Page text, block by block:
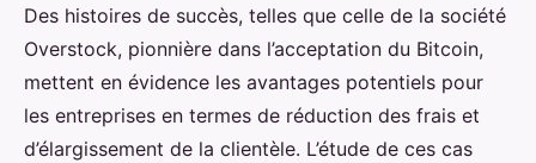
Des histoires de succès, telles que celle de la société
Overstock, pionnière dans l’acceptation du Bitcoin,
mettent en évidence les avantages potentiels pour
les entreprises en termes de réduction des frais et
d’élargissement de la clientèle. L’étude de ces cas